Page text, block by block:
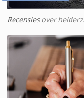
Recensiesover